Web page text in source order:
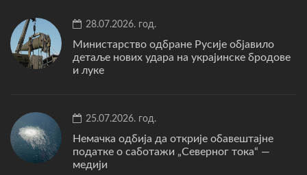
28.07.2026. год.
Министарство одбране Русије објавило
детаље нових удара на украјинске бродове
и луке
25.07.2026. год.
Немачка одбија да открије обавештајне
податке о саботажи „Северног тока“ —
медији